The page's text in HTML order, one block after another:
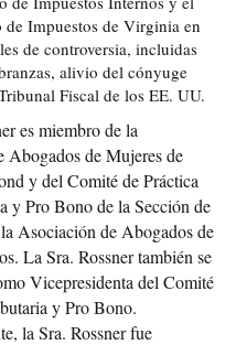
de Impuestos de Virginia en
de controversia, incluidas
alivio del cónyuge
Fiscal de los EE. UU.
es miembro de la
Abogados de Mujeres de
y del Comité de Práctica
y Pro Bono de la Sección de
Asociación de Abogados de
La Sra. Rossner también se
Vicepresidenta del Comité
y Pro Bono.
la Sra. Rossner fue